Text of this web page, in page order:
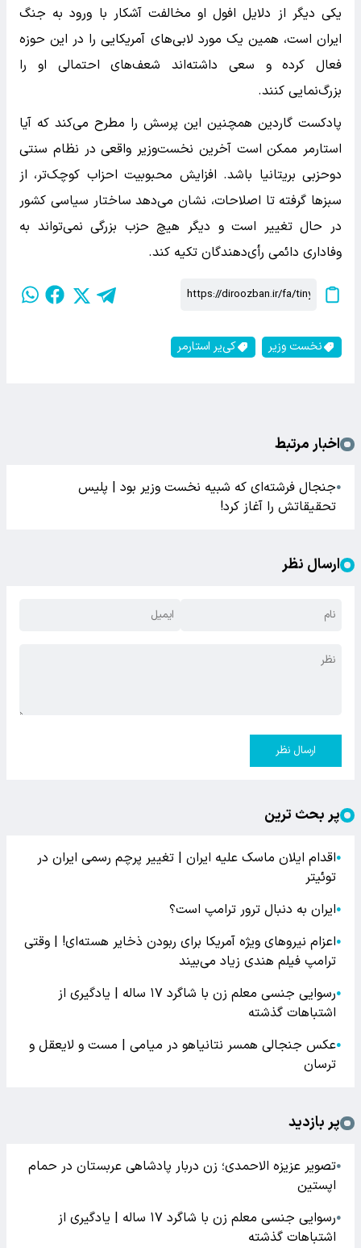
یکی دیگر از دلایل افول او مخالفت آشکار با ورود به جنگ
ایران است، همین یک مورد لابی‌های آمریکایی را در این حوزه
فعال کرده و سعی داشته‌اند شعف‌های احتمالی او را
بزرگ‌نمایی کنند.
پادکست گاردین همچنین این پرسش را مطرح می‌کند که آیا
استارمر ممکن است آخرین نخست‌وزیر واقعی در نظام سنتی
دوحزبی بریتانیا باشد. افزایش محبوبیت احزاب کوچک‌تر، از
سبزها گرفته تا اصلاحات، نشان می‌دهد ساختار سیاسی کشور
در حال تغییر است و دیگر هیچ حزب بزرگی نمی‌تواند به
وفاداری دائمی رأی‌دهندگان تکیه کند.
نخست وزیر کی‌یر استارمر
اخبار مرتبط
●جنجال فرشته‌ای که شبیه نخست وزیر بود | پلیس
تحقیقاتش را آغاز کرد!
ارسال نظر
ارسال نظر
پر بحث ترین
●اقدام ایلان ماسک علیه ایران | تغییر پرچم رسمی ایران در
توئیتر
●ایران به دنبال ترور ترامپ است؟
●اعزام نیروهای ویژه آمریکا برای ربودن ذخایر هسته‌ای! | وقتی
ترامپ فیلم هندی زیاد می‌بیند
●
رسوایی جنسی معلم زن با شاگرد ۱۷ ساله | یادگیری از
اشتباهات گذشته
●عکس جنجالی همسر نتانیاهو در میامی | مست و لایعقل و
ترسان
پر بازدید
●تصویر عزیزه الاحمدی؛ زن دربار پادشاهی عربستان در حمام
اپستین
●
رسوایی جنسی معلم زن با شاگرد ۱۷ ساله | یادگیری از
اشتباهات گذشته